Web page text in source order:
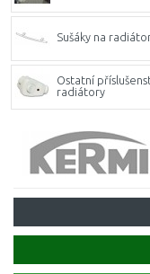
Sušáky na
Ostatní
radiátory